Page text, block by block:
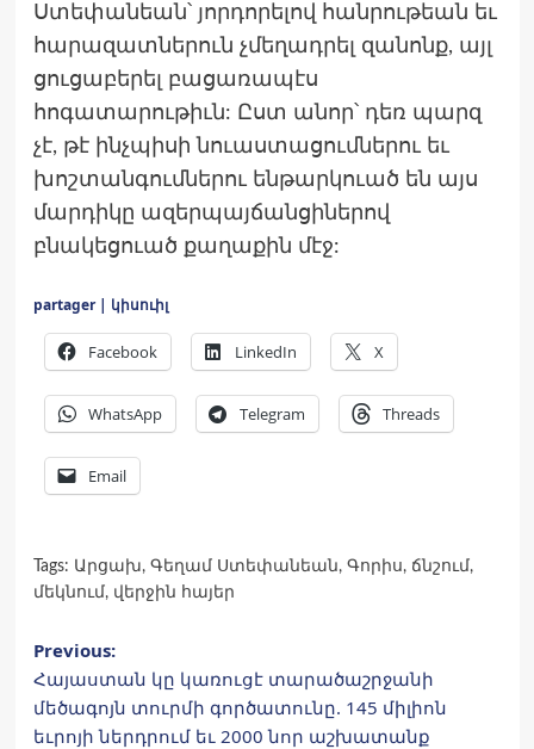
Ստեփանեան՝ յորդորելով հանրութեան եւ
հարազատներուն չմեղադրել զանոնք, այլ
ցուցաբերել բացառապէս
հոգատարութիւն: Ըստ անոր՝ դեռ պարզ
չէ, թէ ինչպիսի նուաստացումներու եւ
խոշտանգումներու ենթարկուած են այս
մարդիկը ազերպայճանցիներով
բնակեցուած քաղաքին մէջ:
partager | կիսուիլ
Facebook LinkedIn X
WhatsApp Telegram Threads
Email
Tags: Արցախ, Գեղամ Ստեփանեան, Գորիս, ճնշում,
մեկնում, վերջին հայեր
Post
navigation
Previous:
Հայաստան կը կառուցէ տարածաշրջանի
մեծագոյն տուրմի գործատունը. 145 միլիոն
եւրոյի ներդրում եւ 2000 նոր աշխատանք